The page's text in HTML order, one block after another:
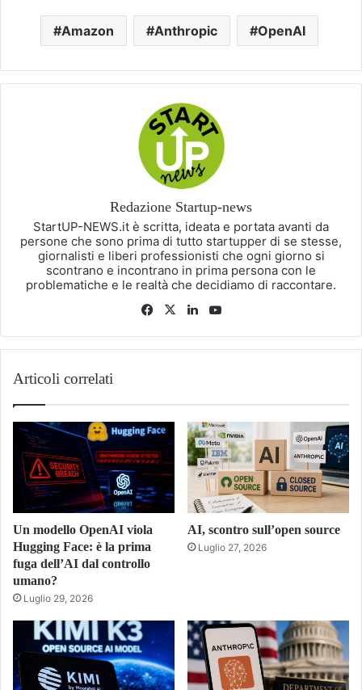
Amazon Anthropic OpenAI
Redazione Startup-news
StartUP-NEWS.it è scritta, ideata e portata avanti da
persone che sono prima di tutto startupper di se stesse,
giornalisti e liberi professionisti che ogni giorno si
scontrano e incontrano in prima persona con le
problematiche e le realtà che decidiamo di raccontare.
Facebook
X LinkedIn
Articoli correlati
Un modello OpenAI viola
Hugging Face: è la prima
fuga dell’AI dal controllo
umano?
Luglio 29, 2026
AI, scontro sull’open source
Luglio 27, 2026